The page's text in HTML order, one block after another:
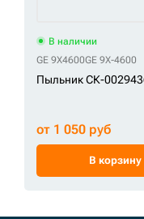
В наличии
GE 9X4600GE 9X-4600
Пыльник СК-
от 1 050 руб
В корзину